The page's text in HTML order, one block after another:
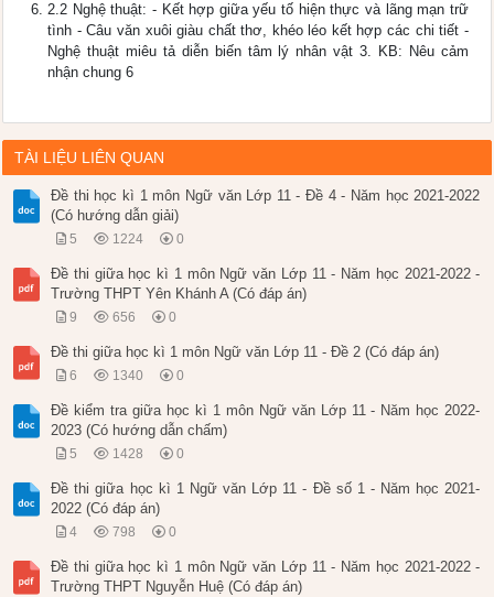
2.2 Nghệ thuật: - Kết hợp giữa yếu tố hiện thực và lãng mạn trữ
tình - Câu văn xuôi giàu chất thơ, khéo léo kết hợp các chi tiết -
Nghệ thuật miêu tả diễn biến tâm lý nhân vật 3. KB: Nêu cảm
nhận chung 6
TÀI LIỆU LIÊN QUAN
Đề thi học kì 1 môn Ngữ văn Lớp 11 - Đề 4 - Năm học 2021-2022
(Có hướng dẫn giải)
5 1224 0
Đề thi giữa học kì 1 môn Ngữ văn Lớp 11 - Năm học 2021-2022 -
Trường THPT Yên Khánh A (Có đáp án)
9 656 0
Đề thi giữa học kì 1 môn Ngữ văn Lớp 11 - Đề 2 (Có đáp án)
6 1340 0
Đề kiểm tra giữa học kì 1 môn Ngữ văn Lớp 11 - Năm học 2022-
2023 (Có hướng dẫn chấm)
5 1428 0
Đề thi giữa học kì 1 Ngữ văn Lớp 11 - Đề số 1 - Năm học 2021-
2022 (Có đáp án)
4 798 0
Đề thi giữa học kì 1 môn Ngữ văn Lớp 11 - Năm học 2021-2022 -
Trường THPT Nguyễn Huệ (Có đáp án)